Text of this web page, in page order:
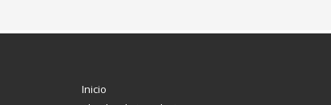
Inicio